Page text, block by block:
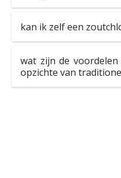
kan ik zelf een
wat zijn de
opzichte van